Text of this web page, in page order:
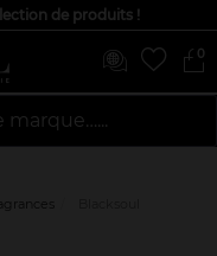
de produits !
0